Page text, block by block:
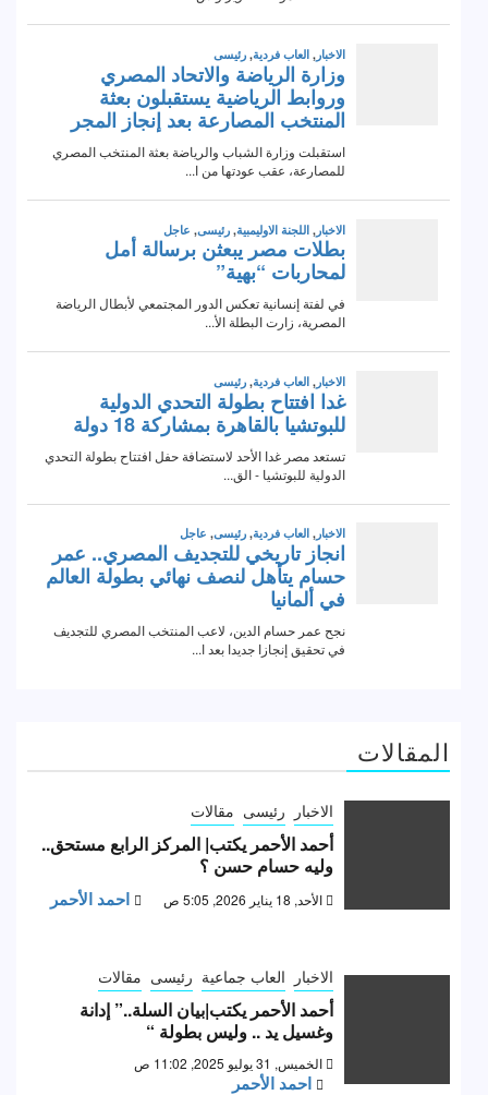
المقالات
الاخبار رئيسى مقالات
أحمد الأحمر يكتب| المركز الرابع مستحق..
وليه حسام حسن ؟
الأحد, 18 يناير 2026, 5:05 ص احمد الأحمر
الاخبار العاب جماعية رئيسى مقالات
أحمد الأحمر يكتب|بيان السلة..” إدانة
وغسيل يد .. وليس بطولة “
الخميس, 31 يوليو 2025, 11:02 ص
احمد الأحمر